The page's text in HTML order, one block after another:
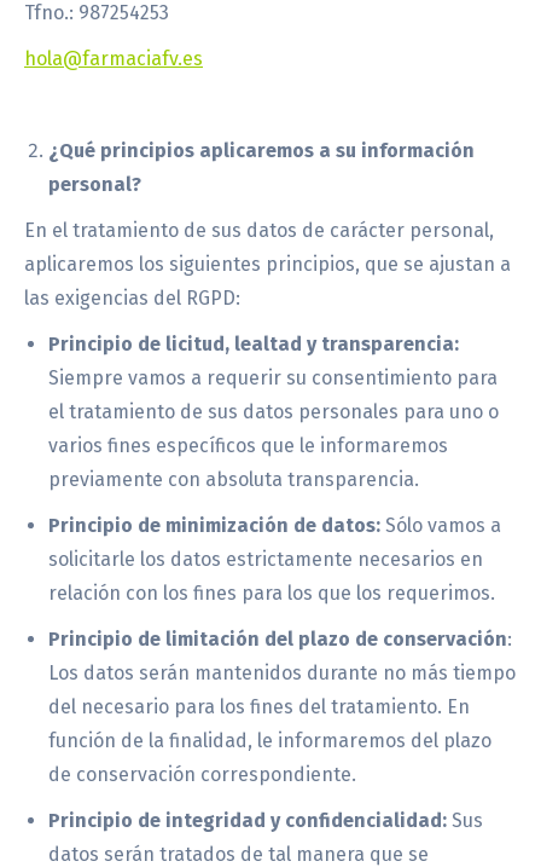
Tfno.: 987254253
hola@farmaciafv.es
¿Qué principios aplicaremos a su información
personal?
En el tratamiento de sus datos de carácter personal,
aplicaremos los siguientes principios, que se ajustan a
las exigencias del RGPD:
Principio de licitud, lealtad y transparencia:
Siempre vamos a requerir su consentimiento para
el tratamiento de sus datos personales para uno o
varios fines específicos que le informaremos
previamente con absoluta transparencia.
Principio de minimización de datos: Sólo vamos a
solicitarle los datos estrictamente necesarios en
relación con los fines para los que los requerimos.
Principio de limitación del plazo de conservación:
Los datos serán mantenidos durante no más tiempo
del necesario para los fines del tratamiento. En
función de la finalidad, le informaremos del plazo
de conservación correspondiente.
Principio de integridad y confidencialidad: Sus
datos serán tratados de tal manera que se